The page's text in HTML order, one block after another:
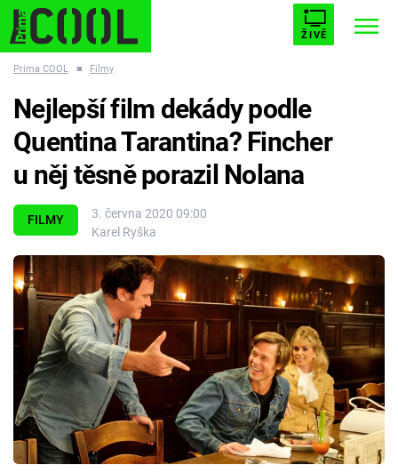
ŽIVĚ
ESCAPE PLNEJ KOTEL AVENGERS 5
Témata
Filmy
Seriály
Hry
Cool Esport
Pořady
Prima COOL ■ Filmy
FILMY
3. června 2020 09:00
Karel Ryška
Nejlepší film dekády podle
Quentina Tarantina? Fincher
u něj těsně porazil Nolana